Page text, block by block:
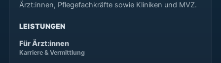
Ärzt:innen, Pflegefachkräfte sowie Kliniken und MVZ.
LEISTUNGEN
Für Ärzt:innen
Karriere & Vermittlung